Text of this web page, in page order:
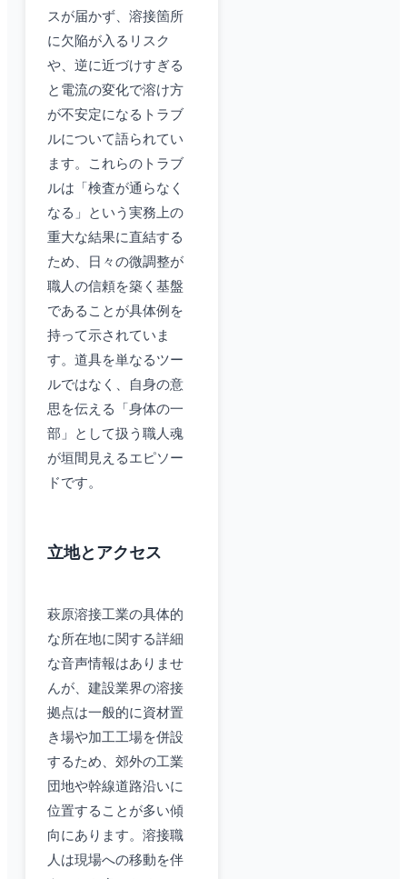
スが届かず、溶接箇所
に欠陥が入るリスク
や、逆に近づけすぎる
と電流の変化で溶け方
が不安定になるトラブ
ルについて語られてい
ます。これらのトラブ
ルは「検査が通らなく
なる」という実務上の
重大な結果に直結する
ため、日々の微調整が
職人の信頼を築く基盤
であることが具体例を
持って示されていま
す。道具を単なるツー
ルではなく、自身の意
思を伝える「身体の一
部」として扱う職人魂
が垣間見えるエピソー
ドです。
立地とアクセス
萩原溶接工業の具体的
な所在地に関する詳細
な音声情報はありませ
んが、建設業界の溶接
拠点は一般的に資材置
き場や加工工場を併設
するため、郊外の工業
団地や幹線道路沿いに
位置することが多い傾
向にあります。溶接職
人は現場への移動を伴